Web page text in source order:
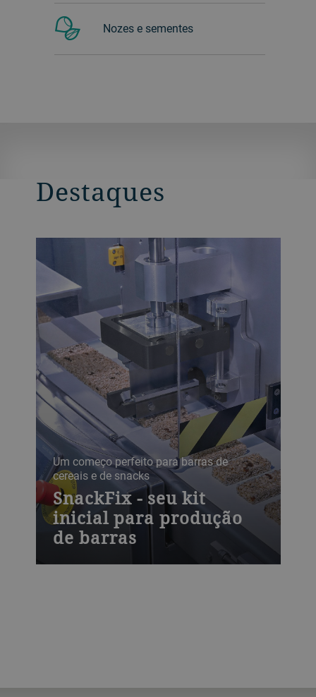
Nozes e sementes
Destaques
Um começo perfeito para barras de
cereais e de snacks
SnackFix - seu kit
inicial para produção
de barras
O SnackFix, composto de um misturador